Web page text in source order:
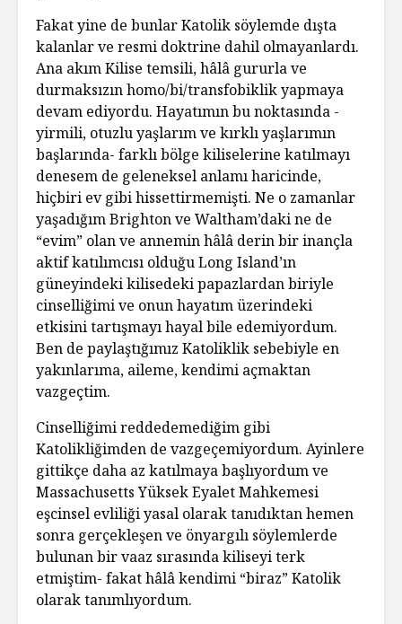
Fakat yine de bunlar Katolik söylemde dışta
kalanlar ve resmi doktrine dahil olmayanlardı.
Ana akım Kilise temsili, hâlâ gururla ve
durmaksızın homo/bi/transfobiklik yapmaya
devam ediyordu. Hayatımın bu noktasında -
yirmili, otuzlu yaşlarım ve kırklı yaşlarımın
başlarında- farklı bölge kiliselerine katılmayı
denesem de geleneksel anlamı haricinde,
hiçbiri ev gibi hissettirmemişti. Ne o zamanlar
yaşadığım Brighton ve Waltham’daki ne de
“evim” olan ve annemin hâlâ derin bir inançla
aktif katılımcısı olduğu Long Island’ın
güneyindeki kilisedeki papazlardan biriyle
cinselliğimi ve onun hayatım üzerindeki
etkisini tartışmayı hayal bile edemiyordum.
Ben de paylaştığımız Katoliklik sebebiyle en
yakınlarıma, aileme, kendimi açmaktan
vazgeçtim.
Cinselliğimi reddedemediğim gibi
Katolikliğimden de vazgeçemiyordum. Ayinlere
gittikçe daha az katılmaya başlıyordum ve
Massachusetts Yüksek Eyalet Mahkemesi
eşcinsel evliliği yasal olarak tanıdıktan hemen
sonra gerçekleşen ve önyargılı söylemlerde
bulunan bir vaaz sırasında kiliseyi terk
etmiştim- fakat hâlâ kendimi “biraz” Katolik
olarak tanımlıyordum.